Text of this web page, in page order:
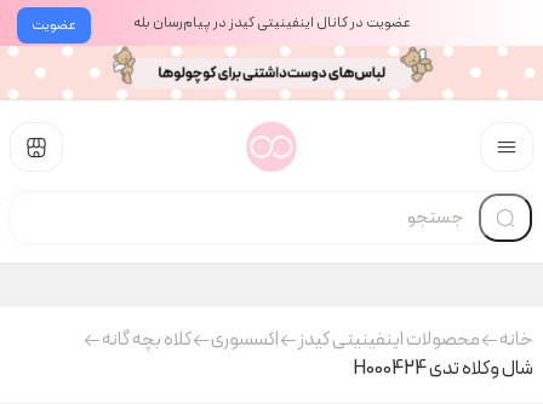
عضویت عضویت در کانال اینفینیتی کیدز در پیام‌رسان بله
خانه محصولات اینفینیتی کیدز اکسسوری
کلاه بچه گانه
شال و‌کلاه تدی H000424